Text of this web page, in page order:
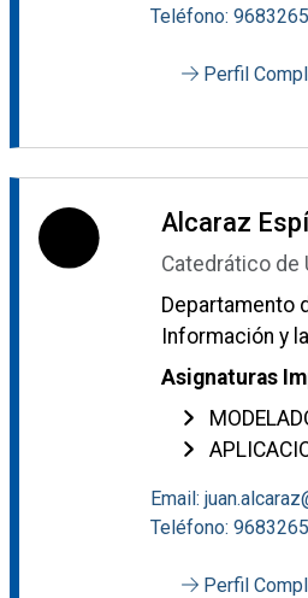
Teléfono:
Perfil
Alcaraz
Catedrático de
Departamento
Información y
Asignaturas
Email:
Teléfono:
Perfil